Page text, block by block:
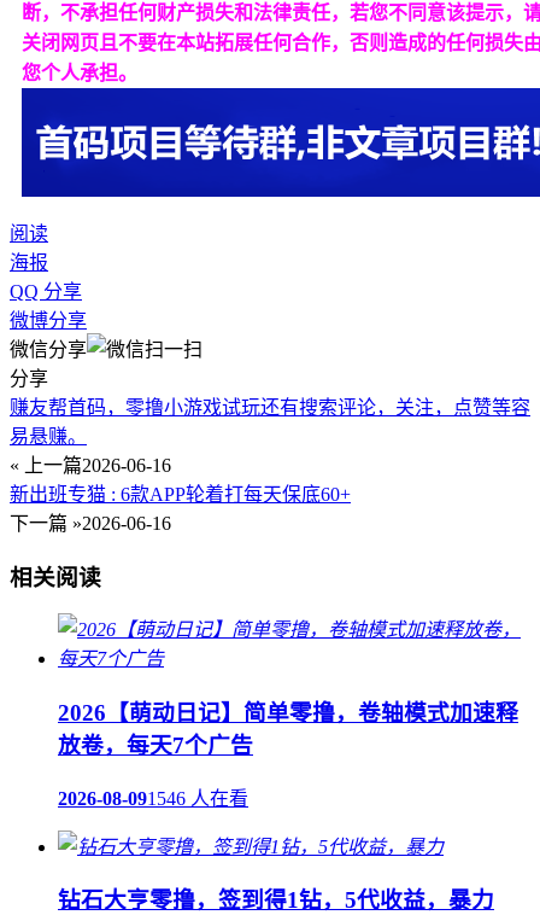
断，不承担任何财产损失和法律责任，若您不同意该提示，
关闭网页且不要在本站拓展任何合作，否则造成的任何损失
您个人承担。
阅读
海报
QQ 分享
微博分享
微信分享
分享
赚友帮首码，零撸小游戏试玩还有搜索评论，关注，点赞等容
易悬赚。
« 上一篇2026-06-16
新出班专猫 : 6款APP轮着打每天保底60+
下一篇 »2026-06-16
相关阅读
2026【萌动日记】简单零撸，卷轴模式加速释
放卷，每天7个广告
2026-08-091546 人在看
钻石大亨零撸，签到得1钻，5代收益，暴力